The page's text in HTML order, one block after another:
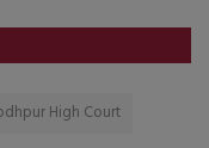
High Court